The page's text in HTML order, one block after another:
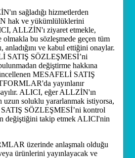
sağladığı hizmetlerden
hak ve yükümlülüklerini
ALLZİN'ı ziyaret etmekle,
bu sözleşmede geçen tüm
anladığını ve kabul ettiğini onaylar.
SATIŞ SÖZLEŞMESİ’ni
değiştirme hakkına
MESAFELİ SATIŞ
yayınlanır
ALICI, eğer ALLZİN'ın
uzun soluklu yararlanmak istiyorsa,
SÖZLEŞMESİ’ni kontrol
değiştiğini takip etmek ALICI'nin
üzerinde anlaşmalı olduğu
ürünlerini yayınlayacak ve